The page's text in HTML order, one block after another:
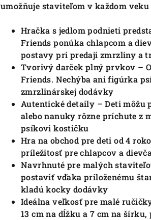
umožňuje staviteľom v každom
Hračka s jedlom podnieti
Friends ponúka chlapcom a
postavy pri predaji zmrzliny a
Tvorivý darček plný prvkov –
Friends. Nechýba ani figúrka
zmrzlinárskej dodávky
Autentické detaily – Deti môžu
alebo nanuky rôzne príchute z
psíkovi kostičku
Hra na obchod pre deti od 4
príležitosť pre chlapcov a
Navrhnuté pre malých
postaviť vďaka priloženému
kladú kocky dodávky
Ideálna veľkosť pre malé
13 cm na dĺžku a 7 cm na